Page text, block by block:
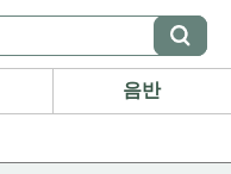
음반